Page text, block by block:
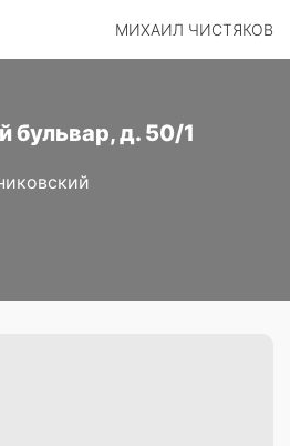
МИХАИЛ ЧИСТЯКОВ
бульвар, д. 50/1